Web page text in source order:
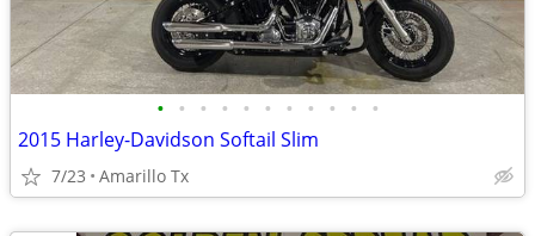
• • • • • • • • • • •
2015 Harley-Davidson Softail Slim
7/23 Amarillo Tx